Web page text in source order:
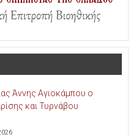
Άννης Αγιοκάμπου ο
και Τυρνάβου